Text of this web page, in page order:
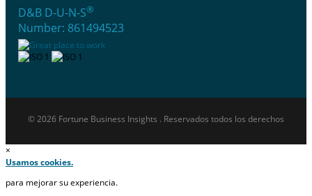
D&B D-U-N-S®
Number: 861494523
© 2026 Fortune Business Insights . Reservados todos los derechos
×
Usamos cookies.
para mejorar su experiencia.